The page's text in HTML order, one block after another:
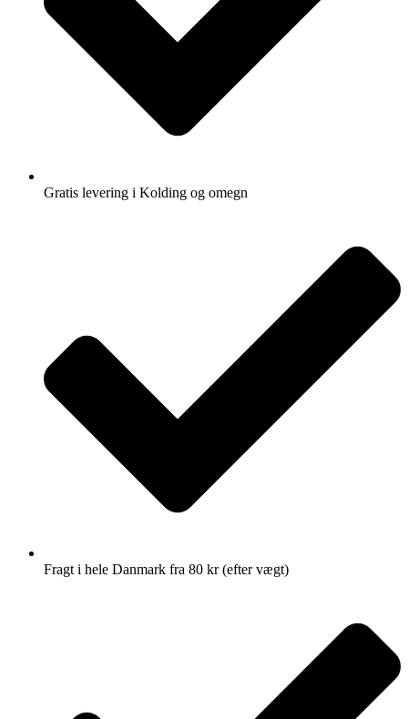
Gratis levering i Kolding og omegn
Fragt i hele Danmark fra 80 kr (efter vægt)